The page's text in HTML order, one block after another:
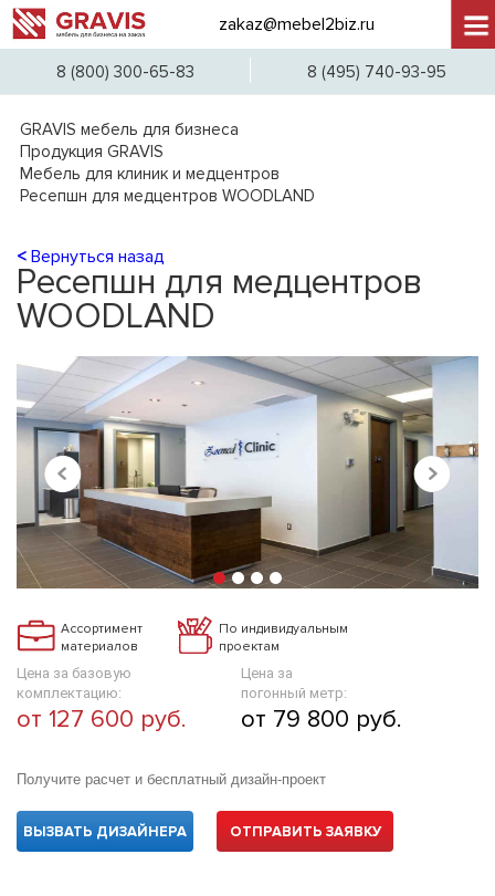
+7
zakaz@mebel2biz.ru
8 (800) 300-65-83 8 (495) 740-93-95
GRAVIS мебель для бизнеса
Продукция GRAVIS
Мебель для клиник и медцентров
Ресепшн для медцентров WOODLAND
< Вернуться назад
Ресепшн для медцентров
WOODLAND
Ассортимент
материалов
По индивидуальным
проектам
Цена за базовую
комплектацию:
от 127 600 руб.
Цена за
погонный метр:
от 79 800 руб.
Получите расчет и бесплатный дизайн-проект
ВЫЗВАТЬ ДИЗАЙНЕРА ОТПРАВИТЬ ЗАЯВКУ